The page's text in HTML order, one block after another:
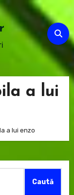
a lui
a lui enzo